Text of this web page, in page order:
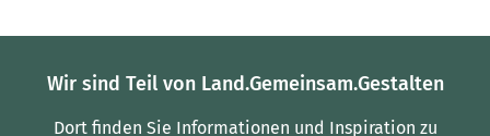
Wir sind Teil von Land.Gemeinsam.Gestalten
Dort finden Sie Informationen und Inspiration zu